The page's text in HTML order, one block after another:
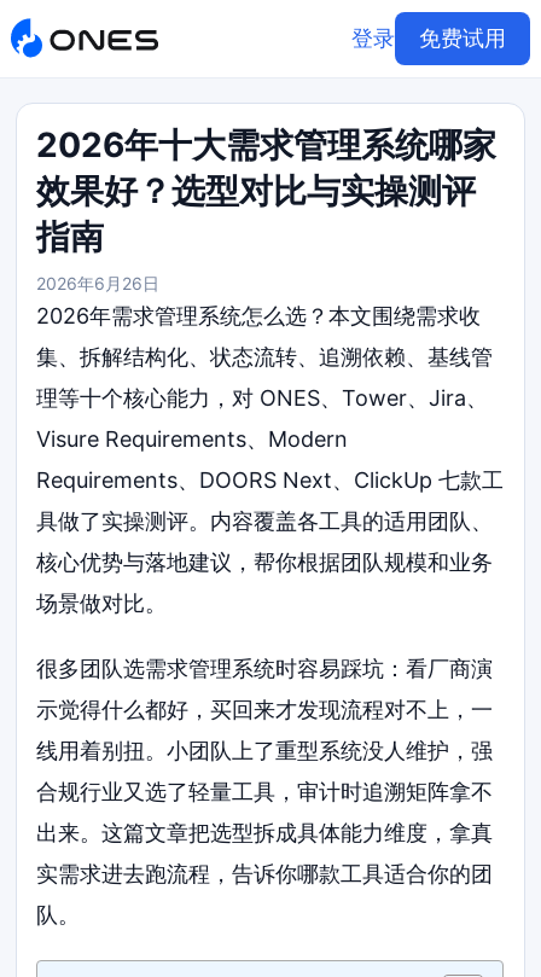
登录 免费试用
2026年十大需求管理系统哪家
效果好？选型对比与实操测评
指南
2026年6月26日
2026年需求管理系统怎么选？本文围绕需求收
集、拆解结构化、状态流转、追溯依赖、基线管
理等十个核心能力，对 ONES、Tower、Jira、
Visure Requirements、Modern
Requirements、DOORS Next、ClickUp 七款工
具做了实操测评。内容覆盖各工具的适用团队、
核心优势与落地建议，帮你根据团队规模和业务
场景做对比。
很多团队选需求管理系统时容易踩坑：看厂商演
示觉得什么都好，买回来才发现流程对不上，一
线用着别扭。小团队上了重型系统没人维护，强
合规行业又选了轻量工具，审计时追溯矩阵拿不
出来。这篇文章把选型拆成具体能力维度，拿真
实需求进去跑流程，告诉你哪款工具适合你的团
队。